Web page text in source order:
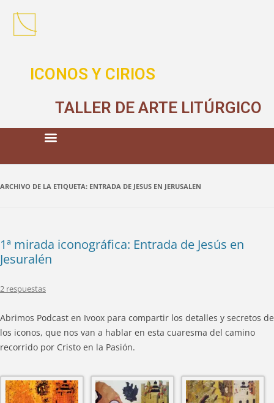
ICONOS Y CIRIOS
TALLER DE ARTE LITÚRGICO
ARCHIVO DE LA ETIQUETA: ENTRADA DE JESUS EN JERUSALEN
1ª mirada iconográfica: Entrada de Jesús en
Jesuralén
2 respuestas
Abrimos Podcast en Ivoox para compartir los detalles y secretos de
los iconos, que nos van a hablar en esta cuaresma del camino
recorrido por Cristo en la Pasión.